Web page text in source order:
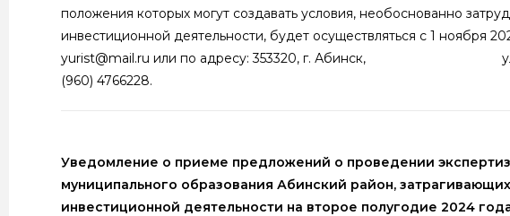
положения которых могут создавать условия, необоснованно
инвестиционной деятельности, будет осуществляться с 1 ноября
yurist@mail.ru или по адресу: 353320, г. Абинск, ул.
(960) 4766228.
Уведомление о приеме предложений о проведении
муниципального образования Абинский район,
инвестиционной деятельности на второе полугодие 2024